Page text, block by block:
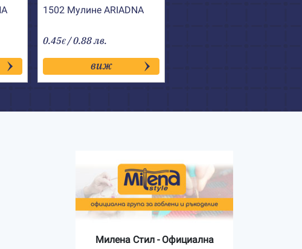
1502 Мулине АRIADNA
0.45€ / 0.88 лв.
виж
Милена Стил - Официална